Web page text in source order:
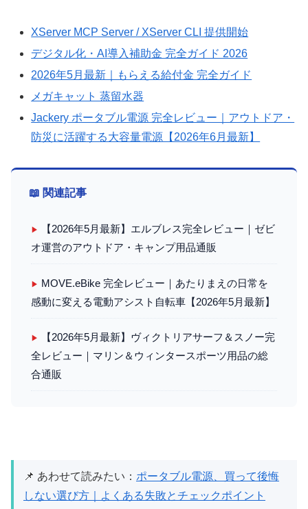
XServer MCP Server / XServer CLI 提供開始
デジタル化・AI導入補助金 完全ガイド 2026
2026年5月最新｜もらえる給付金 完全ガイド
メガキャット 蒸留水器
Jackery ポータブル電源 完全レビュー｜アウトドア・
防災に活躍する大容量電源【2026年6月最新】
📖 関連記事
▶
【2026年5月最新】エルブレス完全レビュー｜ゼビ
オ運営のアウトドア・キャンプ用品通販
▶ MOVE.eBike 完全レビュー｜あたりまえの日常を
感動に変える電動アシスト自転車【2026年5月最新】
▶
【2026年5月最新】ヴィクトリアサーフ＆スノー完
全レビュー｜マリン＆ウィンタースポーツ用品の総
合通販
📌 あわせて読みたい： ポータブル電源、買って後悔
しない選び方｜よくある失敗とチェックポイント